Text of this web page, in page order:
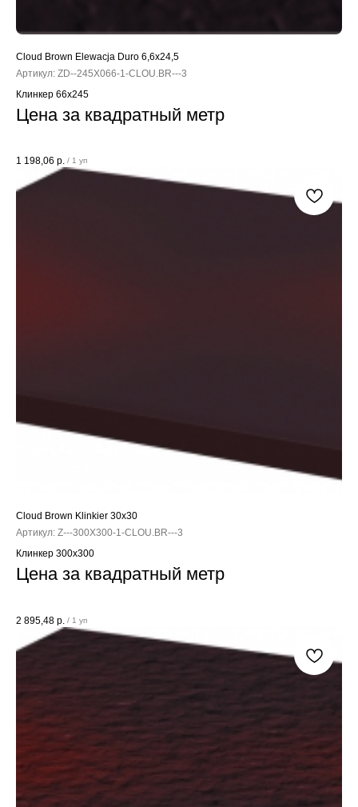
Cloud Brown Elewacja Duro 6,6x24,5
Артикул: ZD--245X066-1-CLOU.BR---3
Клинкер 66x245
Цена за квадратный метр
1 198,06 р. / 1 уп
Cloud Brown Klinkier 30x30
Артикул: Z---300X300-1-CLOU.BR---3
Клинкер 300x300
Цена за квадратный метр
2 895,48 р. / 1 уп